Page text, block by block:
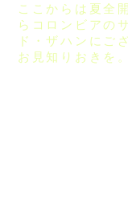
ここからは夏全
らコロンビアの
ド・ザハンにご
お見知りおきを。